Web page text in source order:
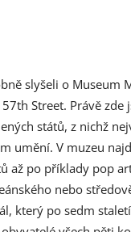
slyšeli o Museum
Street. Právě
států, z nichž
umění. V muzeu
až po příklady pop
nebo
který po sedm